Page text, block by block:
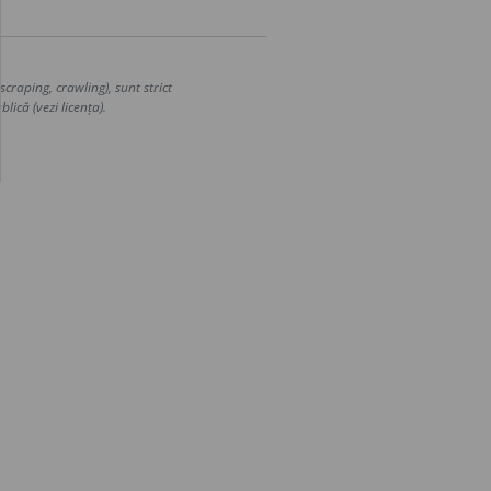
crawling), sunt strict
(vezi licența).